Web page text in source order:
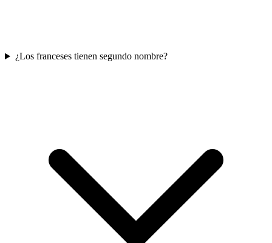
¿Los franceses tienen segundo nombre?